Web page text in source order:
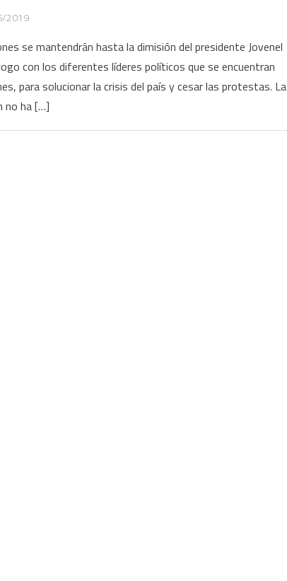
2019
se mantendrán hasta la dimisión del presidente Jovenel
con los diferentes líderes políticos que se encuentran
para solucionar la crisis del país y cesar las protestas. La
no ha […]